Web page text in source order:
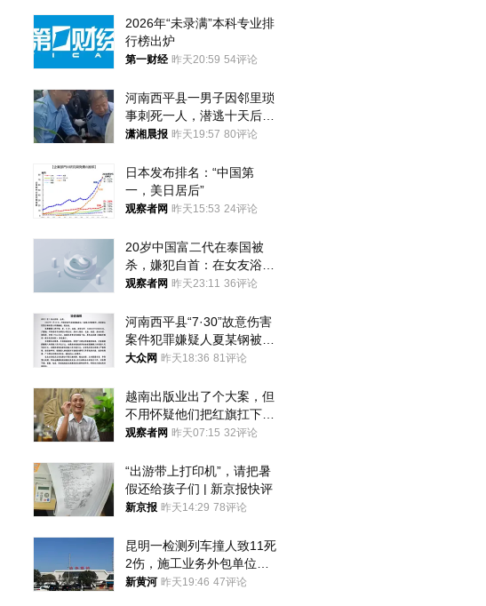
2026年“未录满”本科专业排
行榜出炉
第一财经 昨天20:59 54评论
河南西平县一男子因邻里琐
事刺死一人，潜逃十天后在
十多公里外一片玉米地里落
潇湘晨报 昨天19:57 80评论
日本发布排名：“中国第
一，美日居后”
观察者网 昨天15:53 24评论
20岁中国富二代在泰国被
杀，嫌犯自首：在女友浴室
看到他
观察者网 昨天23:11 36评论
河南西平县“7·30”故意伤害
案件犯罪嫌疑人夏某钢被抓
获
大众网 昨天18:36 81评论
越南出版业出了个大案，但
不用怀疑他们把红旗扛下去
的决心
观察者网 昨天07:15 32评论
“出游带上打印机”，请把暑
假还给孩子们 | 新京报快评
新京报 昨天14:29 78评论
昆明一检测列车撞人致11死
2伤，施工业务外包单位被
罚1.5万元，国铁昆明局被
新黄河 昨天19:46 47评论